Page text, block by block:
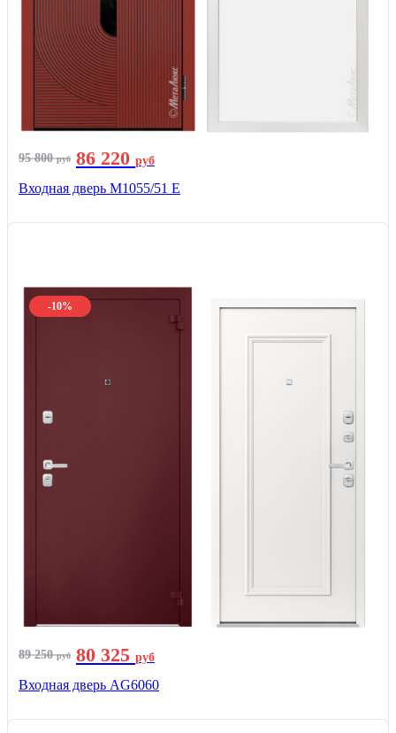
95 800руб 86 220 руб
Входная дверь М1055/51 Е
-10%
89 250руб 80 325 руб
Входная дверь AG6060